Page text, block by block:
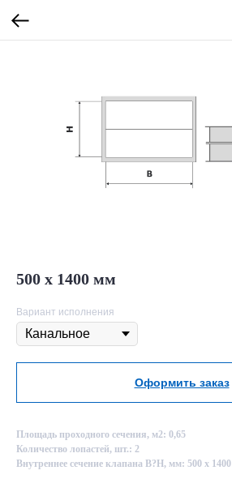
500 х 1400 мм
Вариант исполнения
Оформить заказ
Площадь проходного сечения, м2: 0,65
Количество лопастей, шт.: 2
Внутреннее сечение клапана B?H, мм: 500 х 1400